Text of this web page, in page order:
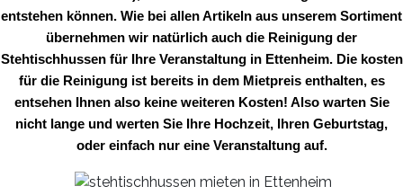
entstehen können. Wie bei allen Artikeln aus unserem Sortiment
übernehmen wir natürlich auch die Reinigung der
Stehtischhussen für Ihre Veranstaltung in Ettenheim. Die kosten
für die Reinigung ist bereits in dem Mietpreis enthalten, es
entsehen Ihnen also keine weiteren Kosten! Also warten Sie
nicht lange und werten Sie Ihre Hochzeit, Ihren Geburtstag,
oder einfach nur eine Veranstaltung auf.